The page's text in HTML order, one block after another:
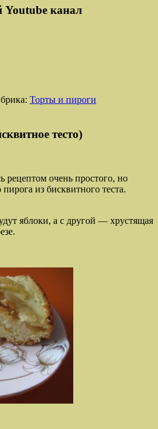
канал
Торты и пироги
тесто)
рецептом очень простого, но
из бисквитного теста.
яблоки, а с другой — хрустящая